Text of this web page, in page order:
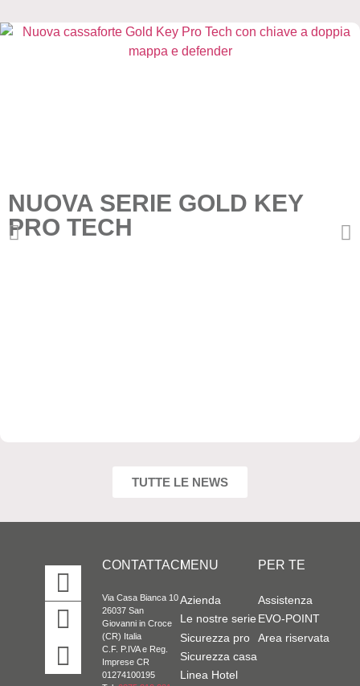
NUOVA SERIE GOLD KEY
PRO TECH
cassaforte a mobile,cassaforte a muro
TUTTE LE NEWS
CONTATTACI
Via Casa Bianca 10
26037 San
Giovanni in Croce
(CR) Italia
C.F. P.IVA e Reg.
Imprese CR
01274100195
MENU
Azienda
Le nostre serie
Sicurezza pro
Sicurezza casa
Linea Hotel
PER TE
Assistenza
EVO-POINT
Area riservata